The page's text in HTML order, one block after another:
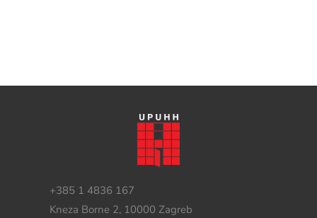
+385 1 4836 167
Kneza Borne 2, 10000 Zagreb